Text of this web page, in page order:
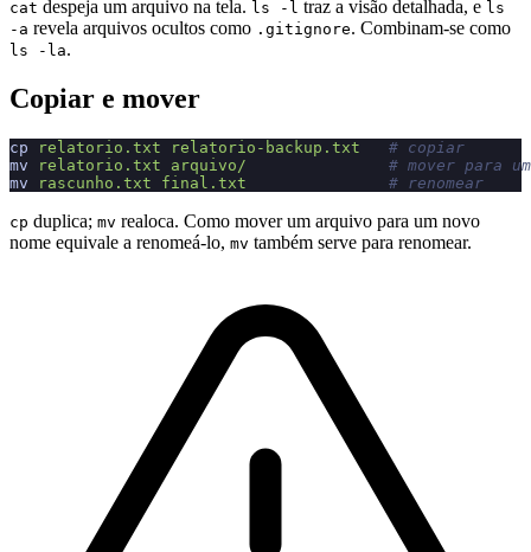
cat despeja um arquivo na tela. ls -l traz a visão detalhada, e ls
-a revela arquivos ocultos como .gitignore. Combinam-se como
ls -la.
Copiar e mover
cp relatorio.txt relatorio-backup.txt
   # copiar
mv relatorio.txt arquivo/
# mover para
mv rascunho.txt final.txt
               # renomear
cp duplica; mv realoca. Como mover um arquivo para um novo
nome equivale a renomeá-lo, mv também serve para renomear.